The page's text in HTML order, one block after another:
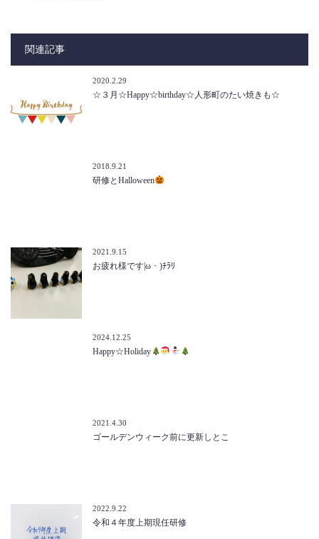
関連記事
2020.2.29
☆３月☆Happy☆birthday☆人形町のたい焼きも☆
2018.9.21
研修とHalloween
2021.9.15
お疲れ様です|ω・)ﾁﾗﾘ
2024.12.25
Happy☆Holiday
2021.4.30
ゴールデンウィーク前に更新しとこ
2022.9.22
令和４年度上期現任研修